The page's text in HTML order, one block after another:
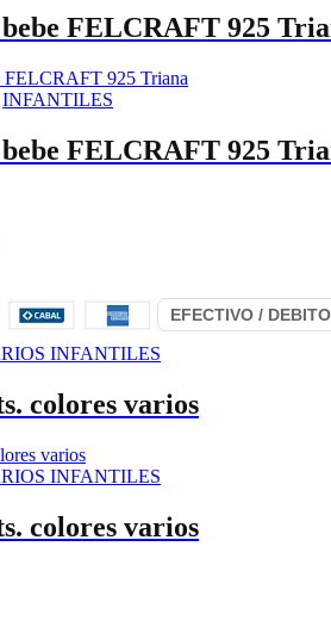
FELCRAFT 925
INFANTILES
FELCRAFT 925
INFANTILES
colores varios
INFANTILES
colores varios